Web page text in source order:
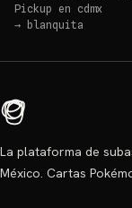
Pickup en cdmx
→ blanquita
La plataforma de
México. Cartas